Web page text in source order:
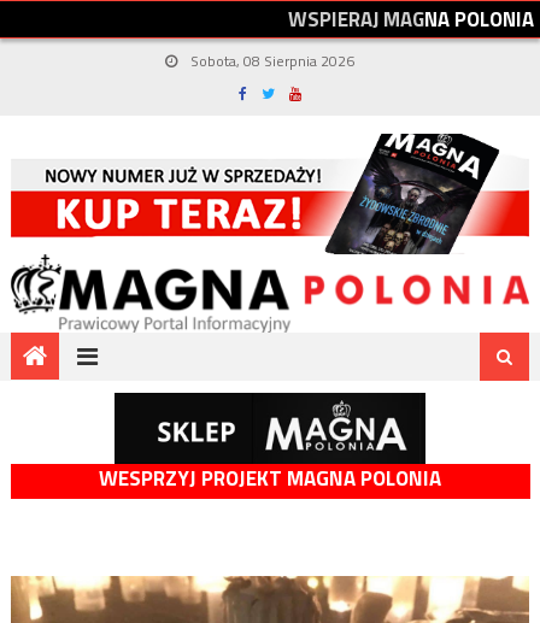
WSPIERAJMAGNAPOLONIA
Sobota, 08 Sierpnia 2026
WESPRZYJ PROJEKT MAGNA POLONIA